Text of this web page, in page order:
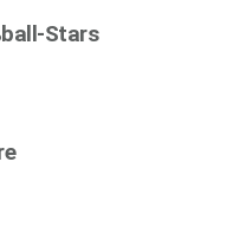
Stars